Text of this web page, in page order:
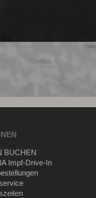
BUCHEN
Impf-Drive-In